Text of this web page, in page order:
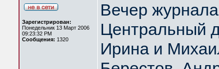
Зарегистрирован:
Понедельник 13 Март 2006
09:23:32 PM
Сообщения: 1320
Вечер
Центральный
Ирина и